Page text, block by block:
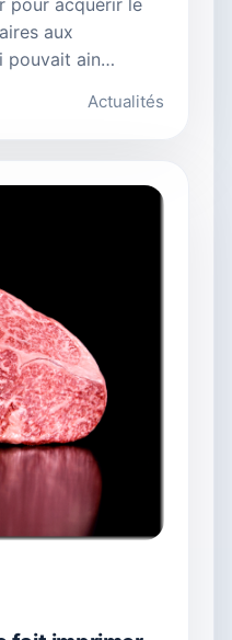
pour acquérir le
aux
pouvait ain…
Actualités